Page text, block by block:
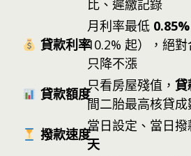
比、遲繳記錄
貸款利率
月利率最低
10.2% 起），絕對
只降不漲
貸款額度
只看房屋殘值， 貸
間二胎最高核貸
撥款速度
當日設定、當日撥
天